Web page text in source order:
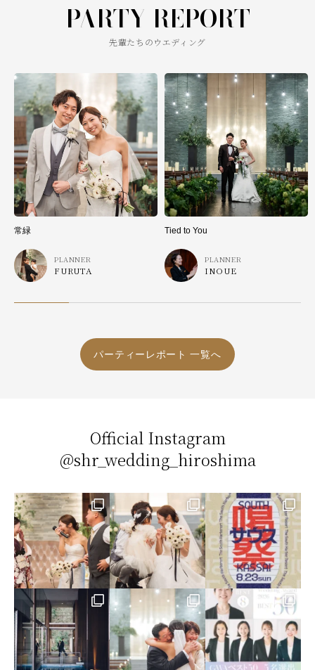
PARTY REPORT
先輩たちのウエディング
常緑
PLANNER
FURUTA
Tied to You
PLANNER
INOUE
パーティーレポート 一覧へ
Official Instagram
@shr_wedding_hiroshima